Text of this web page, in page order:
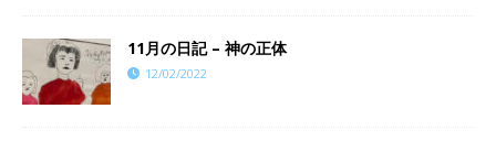
11月の日記 – 神の正体
12/02/2022